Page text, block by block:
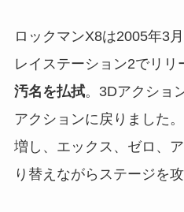
ロックマンX8は2005年3
レイステーション2でリリ
汚名を払拭。3Dアクショ
アクションに戻りました
増し、エックス、ゼロ、
り替えながらステージを